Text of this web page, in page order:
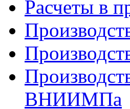
Расчеты в
ВНИИМПа